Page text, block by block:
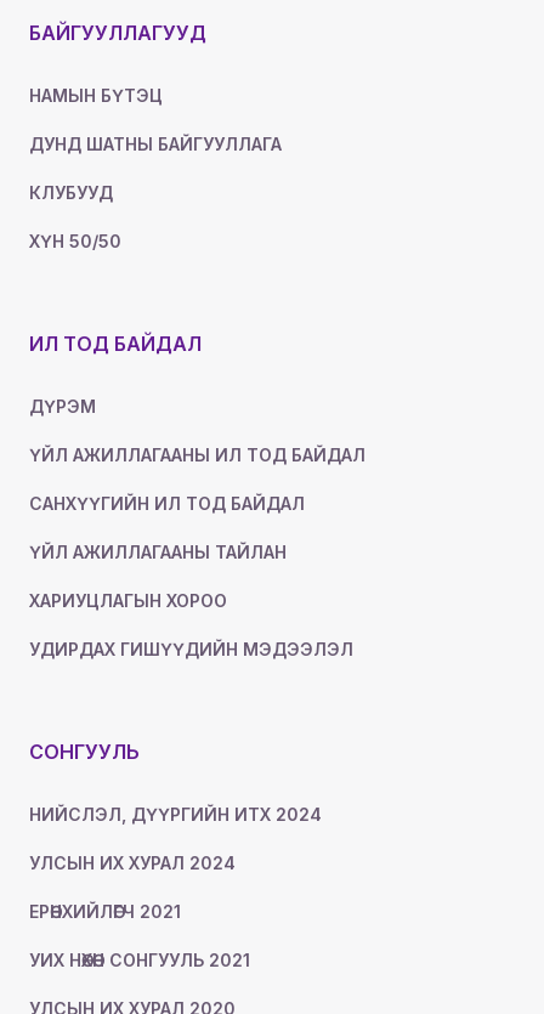
БАЙГУУЛЛАГУУД
НАМЫН БҮТЭЦ
ДУНД ШАТНЫ БАЙГУУЛЛАГА
КЛУБУУД
ХҮН 50/50
ИЛ ТОД БАЙДАЛ
ДҮРЭМ
ҮЙЛ АЖИЛЛАГААНЫ ИЛ ТОД БАЙДАЛ
САНХҮҮГИЙН ИЛ ТОД БАЙДАЛ
ҮЙЛ АЖИЛЛАГААНЫ ТАЙЛАН
ХАРИУЦЛАГЫН ХОРОО
УДИРДАХ ГИШҮҮДИЙН МЭДЭЭЛЭЛ
СОНГУУЛЬ
НИЙСЛЭЛ, ДҮҮРГИЙН ИТХ 2024
УЛСЫН ИХ ХУРАЛ 2024
ЕРӨНХИЙЛӨГЧ 2021
УИХ НӨХӨН СОНГУУЛЬ 2021
УЛСЫН ИХ ХУРАЛ 2020